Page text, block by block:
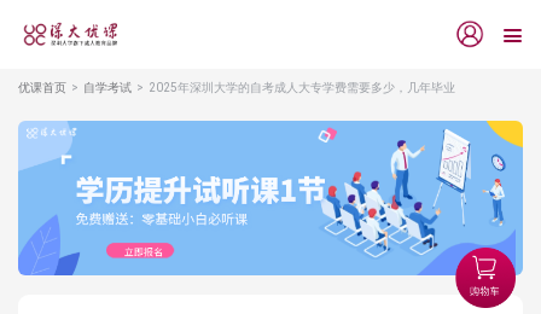
优课首页 自学考试 2025年深圳大学的自考成人大专学费需要多少，几年毕业